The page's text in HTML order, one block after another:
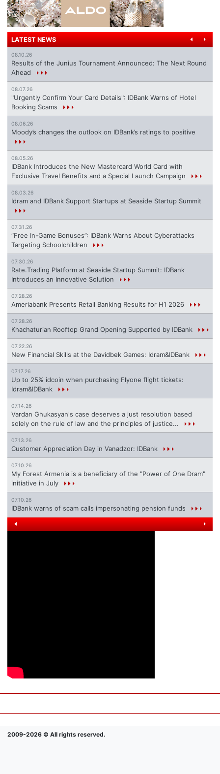
LATEST NEWS
08.10.26
Results of the Junius Tournament Announced: The Next Round
Ahead
08.07.26
"Urgently Confirm Your Card Details": IDBank Warns of Hotel
Booking Scams
08.06.26
Moody’s changes the outlook on IDBank’s ratings to positive
08.05.26
IDBank Introduces the New Mastercard World Card with
Exclusive Travel Benefits and a Special Launch Campaign
08.03.26
Idram and IDBank Support Startups at Seaside Startup Summit
07.31.26
“Free In-Game Bonuses”: IDBank Warns About Cyberattacks
Targeting Schoolchildren
07.30.26
Rate.Trading Platform at Seaside Startup Summit: IDBank
Introduces an Innovative Solution
07.28.26
Ameriabank Presents Retail Banking Results for H1 2026
07.28.26
Khachaturian Rooftop Grand Opening Supported by IDBank
07.22.26
New Financial Skills at the Davidbek Games: Idram&IDBank
07.17.26
Up to 25% idcoin when purchasing Flyone flight tickets:
Idram&IDBank
07.14.26
Vardan Ghukasyan's case deserves a just resolution based
solely on the rule of law and the principles of justice...
07.13.26
Customer Appreciation Day in Vanadzor: IDBank
07.10.26
My Forest Armenia is a beneficiary of the "Power of One Dram"
initiative in July
07.10.26
IDBank warns of scam calls impersonating pension funds
2009-2026 © All rights reserved.